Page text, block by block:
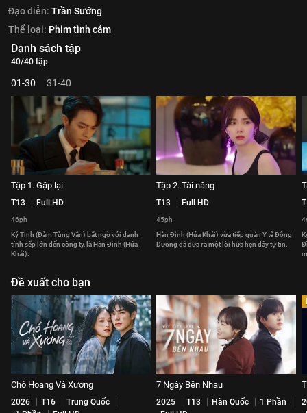
Đạo diễn: Trần Sướng
Thể loại: Phim tình cảm
Danh sách tập
40/40 tập
01-30 31-40
Tập 1. Gặp lại
T13 Full HD
46ph
Kỷ Tinh (Đàm Tùng Vận) bất ngờ với danh
tính sếp lớn đến công ty, là Hàn Đình (Hứa
Khải).
Tập 2. Tài năng
T13 Full HD
45ph
Hàn Đình (Hứa Khải) vừa tiếp quản Y tế Đông
Dương đã đưa ra một lời hứa hẹn đầy tự tin.
Đề xuất cho bạn
Chó Hoang Và Xương
2026 T16
Trung Quốc
7 Ngày Bên Nhau
2025 T13 Hàn Quốc
1 Phần